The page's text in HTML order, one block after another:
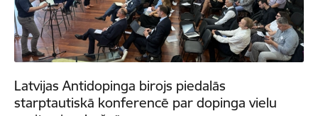
Latvijas Antidopinga birojs piedalās
starptautiskā konferencē par dopinga vielu